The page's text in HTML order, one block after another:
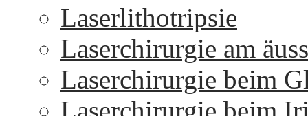
Laserlithotripsie
Laserchirurgie am
Laserchirurgie beim
Laserchirurgie beim